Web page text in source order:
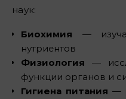
наук:
Биохимия —
нутриентов
Физиология —
функции органов и
Гигиена питания —